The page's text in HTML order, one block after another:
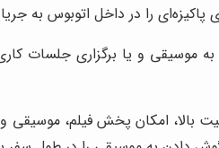
را در داخل اتوبوس به
موسیقی و یا برگزاری جلسات
بالا، امکان پخش فیلم،